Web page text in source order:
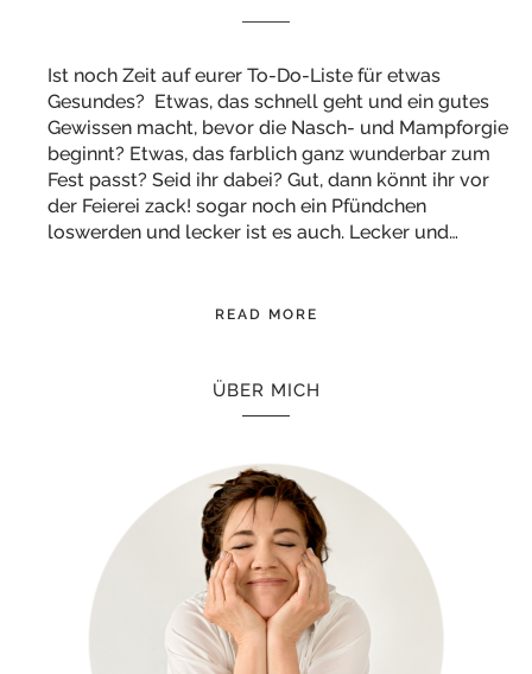
Ist noch Zeit auf eurer To-Do-Liste für etwas
Gesundes? Etwas, das schnell geht und ein gutes
Gewissen macht, bevor die Nasch- und Mampforgie
beginnt? Etwas, das farblich ganz wunderbar zum
Fest passt? Seid ihr dabei? Gut, dann könnt ihr vor
der Feierei zack! sogar noch ein Pfündchen
loswerden und lecker ist es auch. Lecker und…
READ MORE
ÜBER MICH